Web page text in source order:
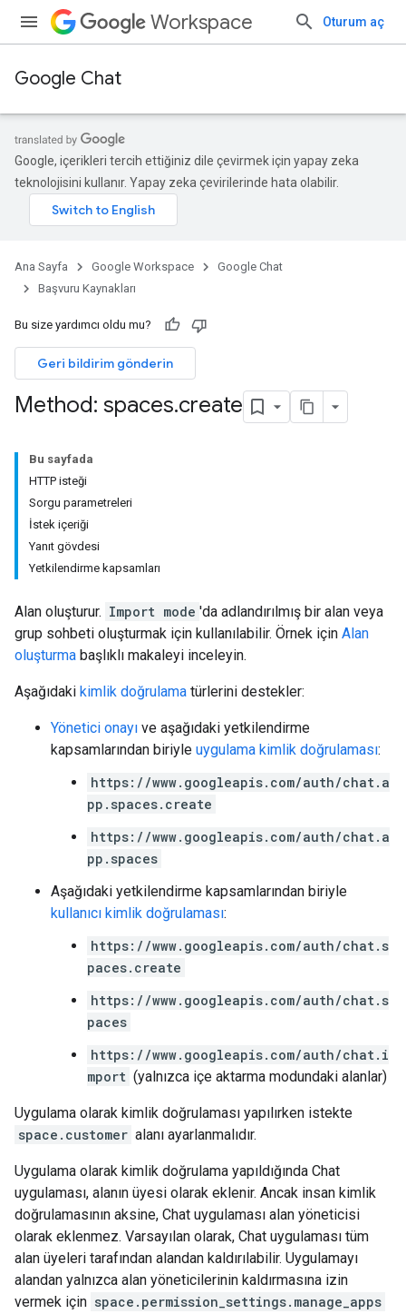
Workspace Oturum aç
Google Chat
Google, içerikleri tercih ettiğiniz dile çevirmek için yapay zeka
teknolojisini kullanır. Yapay zeka çevirilerinde hata olabilir.
Ana Sayfa Google Workspace
Google Chat
Başvuru Kaynakları
Bu size yardımcı oldu mu?
Geri bildirim gönderin
Method: spaces.create
Bu sayfada
HTTP isteği
Sorgu parametreleri
İstek içeriği
Yanıt gövdesi
Yetkilendirme kapsamları
Alan oluşturur. Import mode 'da adlandırılmış bir alan veya
grup sohbeti oluşturmak için kullanılabilir. Örnek için Alan
oluşturma başlıklı makaleyi inceleyin.
Aşağıdaki kimlik doğrulama türlerini destekler:
Yönetici onayı ve aşağıdaki yetkilendirme
kapsamlarından biriyle uygulama kimlik doğrulaması:
https://www.googleapis.com/auth/chat.a
pp.spaces.create
https://www.googleapis.com/auth/chat.a
pp.spaces
Aşağıdaki yetkilendirme kapsamlarından biriyle
kullanıcı kimlik doğrulaması:
https://www.googleapis.com/auth/chat.s
paces.create
https://www.googleapis.com/auth/chat.s
paces
https://www.googleapis.com/auth/chat.i
mport (yalnızca içe aktarma modundaki alanlar)
Uygulama olarak kimlik doğrulaması yapılırken istekte
space.customer alanı ayarlanmalıdır.
Uygulama olarak kimlik doğrulama yapıldığında Chat
uygulaması, alanın üyesi olarak eklenir. Ancak insan kimlik
doğrulamasının aksine, Chat uygulaması alan yöneticisi
olarak eklenmez. Varsayılan olarak, Chat uygulaması tüm
alan üyeleri tarafından alandan kaldırılabilir. Uygulamayı
alandan yalnızca alan yöneticilerinin kaldırmasına izin
vermek için space.permission_settings.manage_apps